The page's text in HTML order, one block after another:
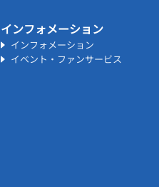
インフォメーション
インフォメーション
イベント・ファンサービス